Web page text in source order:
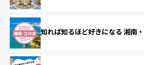
知れば知るほど好きになる 湘南